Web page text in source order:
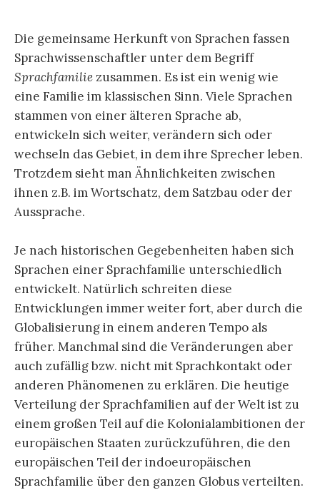
Die gemeinsame Herkunft von Sprachen fassen
Sprachwissenschaftler unter dem Begriff
Sprachfamilie zusammen. Es ist ein wenig wie
eine Familie im klassischen Sinn. Viele Sprachen
stammen von einer älteren Sprache ab,
entwickeln sich weiter, verändern sich oder
wechseln das Gebiet, in dem ihre Sprecher leben.
Trotzdem sieht man Ähnlichkeiten zwischen
ihnen z.B. im Wortschatz, dem Satzbau oder der
Aussprache.
Je nach historischen Gegebenheiten haben sich
Sprachen einer Sprachfamilie unterschiedlich
entwickelt. Natürlich schreiten diese
Entwicklungen immer weiter fort, aber durch die
Globalisierung in einem anderen Tempo als
früher. Manchmal sind die Veränderungen aber
auch zufällig bzw. nicht mit Sprachkontakt oder
anderen Phänomenen zu erklären. Die heutige
Verteilung der Sprachfamilien auf der Welt ist zu
einem großen Teil auf die Kolonialambitionen der
europäischen Staaten zurückzuführen, die den
europäischen Teil der indoeuropäischen
Sprachfamilie über den ganzen Globus verteilten.